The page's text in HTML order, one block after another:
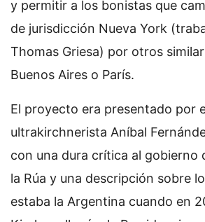
y permitir a los bonistas que
de jurisdicción Nueva York
Thomas Griesa) por otros
Buenos Aires o París.
El proyecto era presentado por
ultrakirchnerista Aníbal
con una dura crítica al gobierno
la Rúa y una descripción sobre
estaba la Argentina cuando en